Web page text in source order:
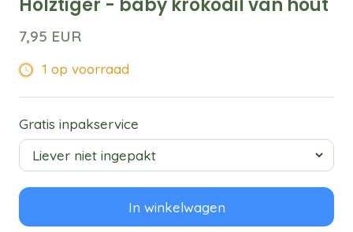
Holztiger - baby krokodil van hout
7,95 EUR
1 op voorraad
Gratis inpakservice
In winkelwagen